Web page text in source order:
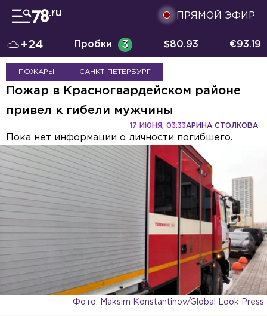
ПРЯМОЙ ЭФИР
+24 Пробки 3 $80.93 €93.19
ПОЖАРЫ САНКТ-ПЕТЕРБУРГ
Пожар в Красногвардейском районе
привел к гибели мужчины
АРИНА СТОЛКОВА
17 ИЮНЯ, 03:33
Пока нет информации о личности погибшего.
Фото: Maksim Konstantinov/Global Look Press